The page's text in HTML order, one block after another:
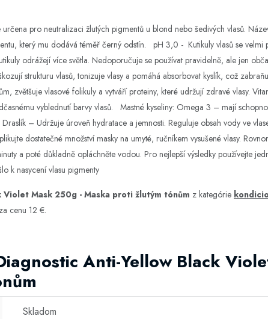
pro neutralizaci žlutých pigmentů u blond nebo šedivých vlasů.
který mu dodává téměř černý odstín. pH 3,0 - Kutikuly vlasů se velmi
odrážejí více světla. Nedoporučuje se používat pravidelně, ale jen
strukturu vlasů, tonizuje vlasy a pomáhá absorbovat kyslík, což
zvětšuje vlasové folikuly a vytváří proteiny, které udržují zdravé vlasy.
vyblednutí barvy vlasů. Mastné kyseliny: Omega 3 – mají
– Udržuje úroveň hydratace a jemnosti. Reguluje obsah vody ve
dostatečné množství masky na umyté, ručníkem vysušené vlasy.
a poté důkladně opláchněte vodou. Pro nejlepší výsledky používejte
k nasycení vlasu pigmenty
Mask 250g - Maska proti žlutým tónům z kategórie
za cenu 12 €.
Anti-Yellow Black
Skladom